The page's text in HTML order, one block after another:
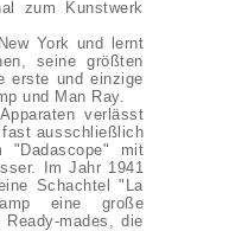
zum Kunstwerk
York und lernt
seine größten
erste und einzige
und Man Ray.
verlässt
ausschließlich
"Dadascope" mit
Im Jahr 1941
Schachtel "La
eine große
mades, die